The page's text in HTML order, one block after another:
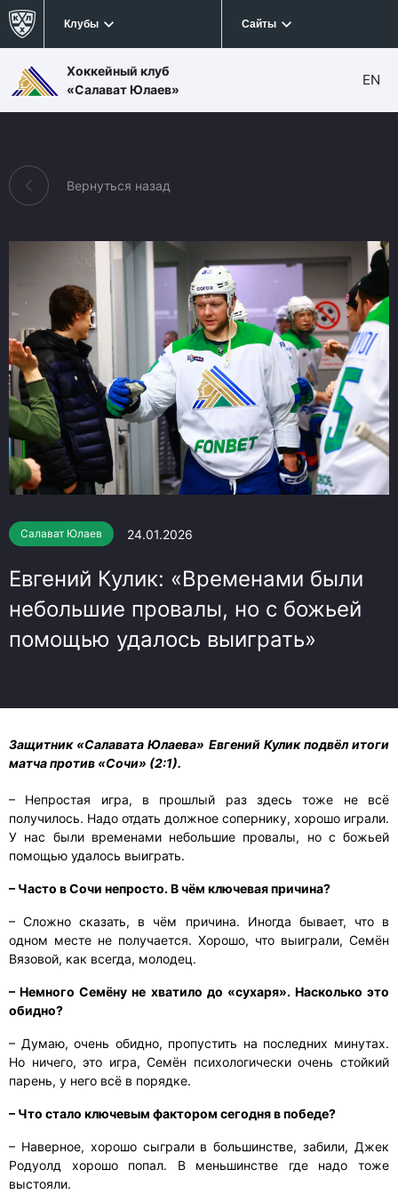
Клубы Сайты
Хоккейный клуб
«Салават Юлаев»
EN
Вернуться назад
Салават Юлаев 24.01.2026
Евгений Кулик: «Временами были
небольшие провалы, но с божьей
помощью удалось выиграть»
Защитник «Салавата Юлаева» Евгений Кулик подвёл итоги
матча против «Сочи» (2:1).
– Непростая игра, в прошлый раз здесь тоже не всё
получилось. Надо отдать должное сопернику, хорошо играли.
У нас были временами небольшие провалы, но с божьей
помощью удалось выиграть.
– Часто в Сочи непросто. В чём ключевая причина?
– Сложно сказать, в чём причина. Иногда бывает, что в
одном месте не получается. Хорошо, что выиграли, Семён
Вязовой, как всегда, молодец.
– Немного Семёну не хватило до «сухаря». Насколько это
обидно?
– Думаю, очень обидно, пропустить на последних минутах.
Но ничего, это игра, Семён психологически очень стойкий
парень, у него всё в порядке.
– Что стало ключевым фактором сегодня в победе?
– Наверное, хорошо сыграли в большинстве, забили, Джек
Родуолд хорошо попал. В меньшинстве где надо тоже
выстояли.